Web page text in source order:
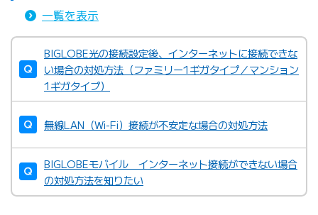
一覧を表示
BIGLOBE光の接続設定後、インターネットに接続できな
い場合の対処方法（ファミリー1ギガタイプ／マンション
1ギガタイプ）
無線LAN（Wi-Fi）接続が不安定な場合の対処方法
BIGLOBEモバイル インターネット接続ができない場合
の対処方法を知りたい